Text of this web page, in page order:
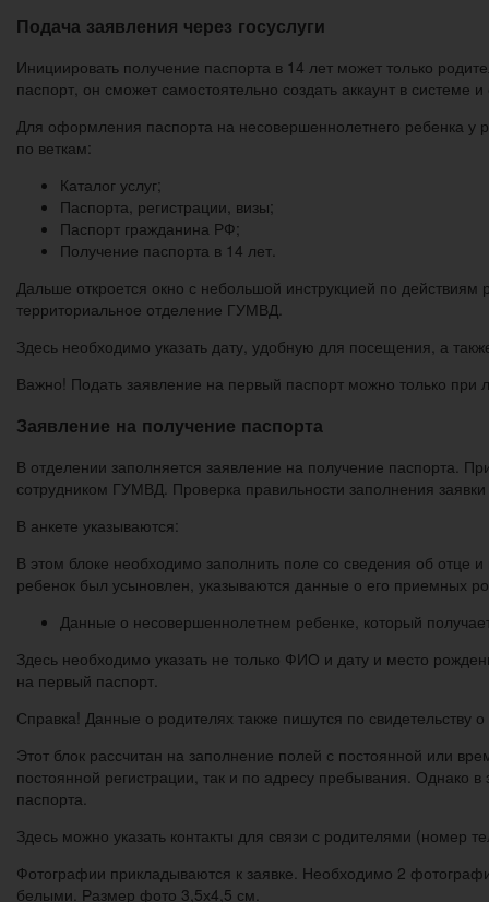
Подача заявления через госуслуги
Инициировать получение паспорта в 14 лет может только
паспорт, он сможет самостоятельно создать аккаунт в
Для оформления паспорта на несовершеннолетнего ребенка у
по веткам:
Каталог услуг;
Паспорта, регистрации, визы;
Паспорт гражданина РФ;
Получение паспорта в 14 лет.
Дальше откроется окно с небольшой инструкцией по
территориальное отделение ГУМВД.
Здесь необходимо указать дату, удобную для посещения, а
Важно! Подать заявление на первый паспорт можно только
Заявление на получение паспорта
В отделении заполняется заявление на получение паспорта.
сотрудником ГУМВД. Проверка правильности заполнения
В анкете указываются:
В этом блоке необходимо заполнить поле со сведения об
ребенок был усыновлен, указываются данные о его приемных
Данные о несовершеннолетнем ребенке, который
Здесь необходимо указать не только ФИО и дату и место
на первый паспорт.
Справка! Данные о родителях также пишутся по свидетельству
Этот блок рассчитан на заполнение полей с постоянной или
постоянной регистрации, так и по адресу пребывания. Однако в
паспорта.
Здесь можно указать контакты для связи с родителями (номер
Фотографии прикладываются к заявке. Необходимо 2
белыми. Размер фото 3,5х4,5 см.